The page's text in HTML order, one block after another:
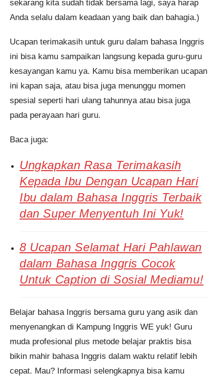
sekarang kita sudah tidak bersama lagi, saya harap
Anda selalu dalam keadaan yang baik dan bahagia.)
Ucapan terimakasih untuk guru dalam bahasa Inggris
ini bisa kamu sampaikan langsung kepada guru-guru
kesayangan kamu ya. Kamu bisa memberikan ucapan
ini kapan saja, atau bisa juga menunggu momen
spesial seperti hari ulang tahunnya atau bisa juga
pada perayaan hari guru.
Baca juga:
Ungkapkan Rasa Terimakasih
Kepada Ibu Dengan Ucapan Hari
Ibu dalam Bahasa Inggris Terbaik
dan Super Menyentuh Ini Yuk!
8 Ucapan Selamat Hari Pahlawan
dalam Bahasa Inggris Cocok
Untuk Caption di Sosial Mediamu!
Belajar bahasa Inggris bersama guru yang asik dan
menyenangkan di Kampung Inggris WE yuk! Guru
muda profesional plus metode belajar praktis bisa
bikin mahir bahasa Inggris dalam waktu relatif lebih
cepat. Mau? Informasi selengkapnya bisa kamu